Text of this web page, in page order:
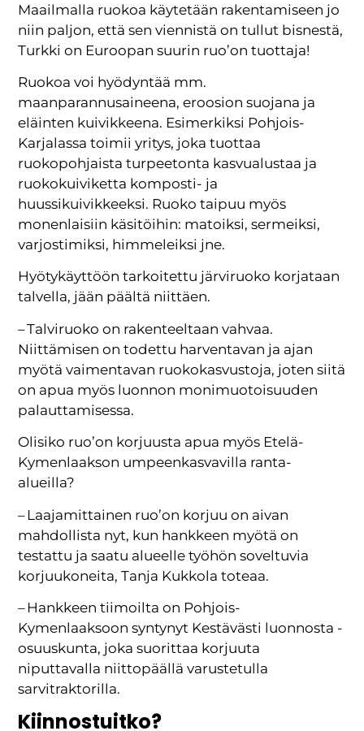
Maailmalla ruokoa käytetään rakentamiseen jo
niin paljon, että sen viennistä on tullut bisnestä,
Turkki on Euroopan suurin ruo’on tuottaja!
Ruokoa voi hyödyntää mm.
maanparannusaineena, eroosion suojana ja
eläinten kuivikkeena. Esimerkiksi Pohjois-
Karjalassa toimii yritys, joka tuottaa
ruokopohjaista turpeetonta kasvualustaa ja
ruokokuiviketta komposti- ja
huussikuivikkeeksi. Ruoko taipuu myös
monenlaisiin käsitöihin: matoiksi, sermeiksi,
varjostimiksi, himmeleiksi jne.
Hyötykäyttöön tarkoitettu järviruoko korjataan
talvella, jään päältä niittäen.
– Talviruoko on rakenteeltaan vahvaa.
Niittämisen on todettu harventavan ja ajan
myötä vaimentavan ruokokasvustoja, joten siitä
on apua myös luonnon monimuotoisuuden
palauttamisessa.
Olisiko ruo’on korjuusta apua myös Etelä-
Kymenlaakson umpeenkasvavilla ranta-
alueilla?
– Laajamittainen ruo’on korjuu on aivan
mahdollista nyt, kun hankkeen myötä on
testattu ja saatu alueelle työhön soveltuvia
korjuukoneita, Tanja Kukkola toteaa.
– Hankkeen tiimoilta on Pohjois-
Kymenlaaksoon syntynyt Kestävästi luonnosta -
osuuskunta, joka suorittaa korjuuta
niputtavalla niittopäällä varustetulla
sarvitraktorilla.
Kiinnostuitko?